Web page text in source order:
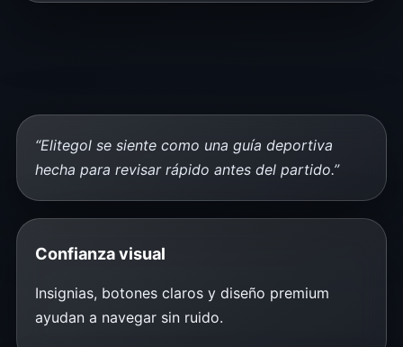
“Elitegol se siente como una guía deportiva
hecha para revisar rápido antes del partido.”
Confianza visual
Insignias, botones claros y diseño premium
ayudan a navegar sin ruido.